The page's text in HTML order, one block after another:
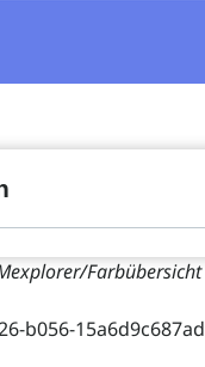
Farbübersicht
b056-15a6d9c687ad